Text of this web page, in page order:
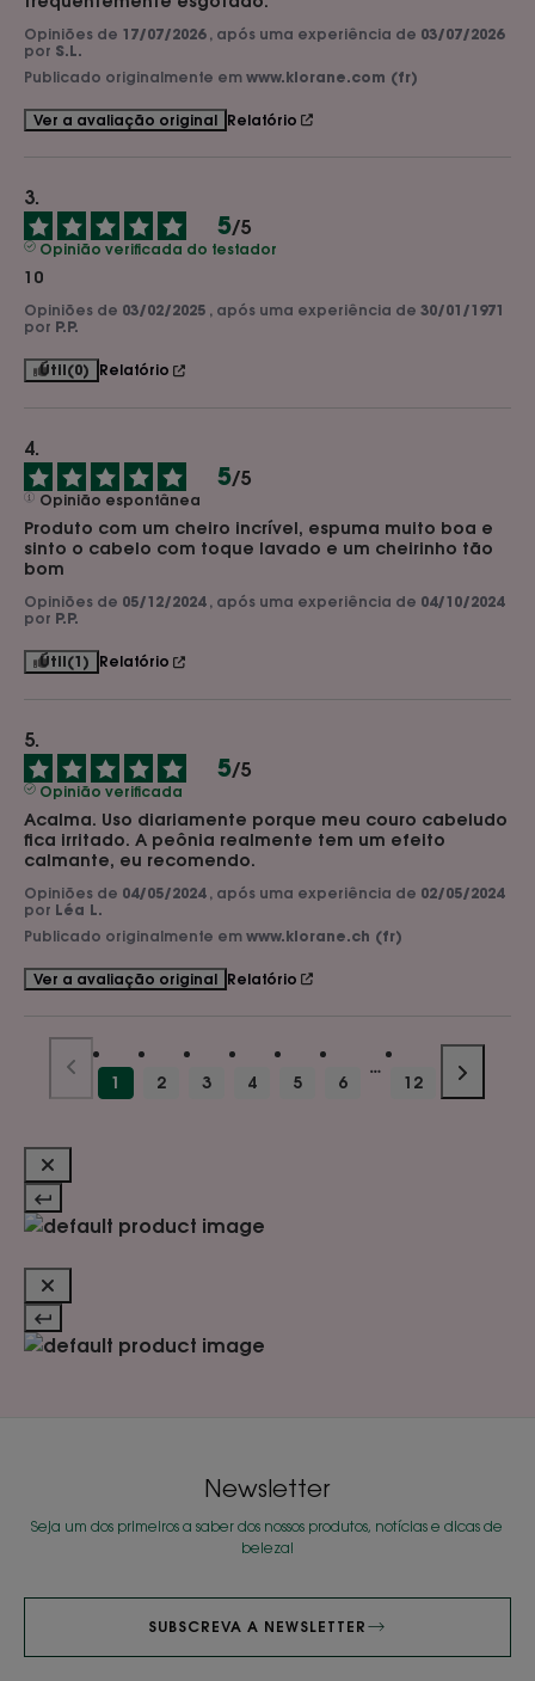
Opiniões de 17/07/2026 , após uma experiência de 03/07/2026
por S.L.
Publicado originalmente em www.klorane.com (fr)
Ver a avaliação original Relatório
5/5
Opinião verificada do testador
10
Opiniões de 03/02/2025 , após uma experiência de 30/01/1971
por P.P.
Útil(0) Relatório
5/5
Opinião espontânea
Produto com um cheiro incrível, espuma muito boa e
sinto o cabelo com toque lavado e um cheirinho tão
bom
Opiniões de 05/12/2024 , após uma experiência de 04/10/2024
por P.P.
Útil(1) Relatório
5/5
Opinião verificada
Acalma. Uso diariamente porque meu couro cabeludo
fica irritado. A peônia realmente tem um efeito
calmante, eu recomendo.
Opiniões de 04/05/2024 , após uma experiência de 02/05/2024
por Léa L.
Publicado originalmente em www.klorane.ch (fr)
Ver a avaliação original Relatório
1 2 3 4 5 6 12
Newsletter
Seja um dos primeiros a saber dos nossos produtos, notícias e dicas de
beleza!
SUBSCREVA A NEWSLETTER